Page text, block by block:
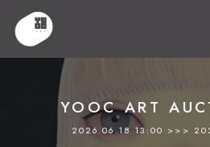
HOME
YOOC ART
2026.06.18 13:00 >>>